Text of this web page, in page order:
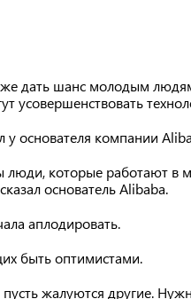
дать шанс молодым
усовершенствовать
у основателя компании
люди, которые работают в
основатель Alibaba.
аплодировать.
быть оптимистами.
жалуются другие.